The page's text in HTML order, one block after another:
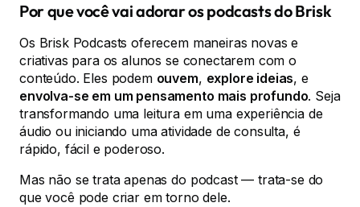
Por que você vai adorar os podcasts do Brisk
Os Brisk Podcasts oferecem maneiras novas e
criativas para os alunos se conectarem com o
conteúdo. Eles podem ouvem, explore ideias, e
envolva-se em um pensamento mais profundo. Seja
transformando uma leitura em uma experiência de
áudio ou iniciando uma atividade de consulta, é
rápido, fácil e poderoso.
Mas não se trata apenas do podcast — trata-se do
que você pode criar em torno dele.